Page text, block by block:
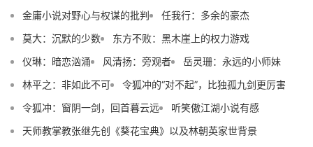
金庸小说对野心与权谋的批判
任我行：多余的豪杰
莫大：沉默的少数
东方不败：黑木崖上的权力游戏
仪琳：暗恋汹涌
风清扬：旁观者
岳灵珊：永远的小师妹
林平之：非如此不可
令狐冲的“对不起”，比独孤九剑更厉害
令狐冲：窗阴一剑，回首暮云远
听笑傲江湖小说有感
天师教掌教张继先创《葵花宝典》以及林朝英家世背景